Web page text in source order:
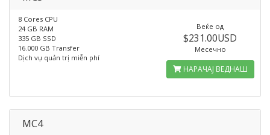
8 Cores CPU
24 GB RAM
335 GB SSD
16.000 GB Transfer
Dịch vụ quản trị miễn phí
Веќе од
$231.00USD
Месечно
НАРАЧАЈ ВЕДНАШ
MC4